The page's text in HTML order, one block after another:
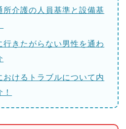
所介護の人員基準と設備基
行きたがらない男性を通わ
おけるトラブルについて内